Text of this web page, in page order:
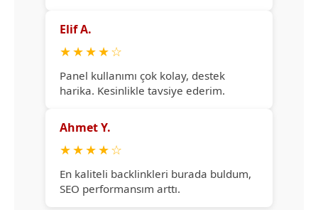
Elif A.
★★★★☆
Panel kullanımı çok kolay, destek
harika. Kesinlikle tavsiye ederim.
Ahmet Y.
★★★★☆
En kaliteli backlinkleri burada buldum,
SEO performansım arttı.